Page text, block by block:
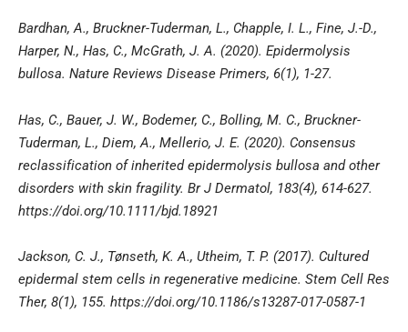
Bardhan, A., Bruckner-Tuderman, L., Chapple, I. L., Fine, J.-D.,
Harper, N., Has, C., McGrath, J. A. (2020). Epidermolysis
bullosa. Nature Reviews Disease Primers, 6(1), 1-27.
Has, C., Bauer, J. W., Bodemer, C., Bolling, M. C., Bruckner-
Tuderman, L., Diem, A., Mellerio, J. E. (2020). Consensus
reclassification of inherited epidermolysis bullosa and other
disorders with skin fragility. Br J Dermatol, 183(4), 614-627.
https://doi.org/10.1111/bjd.18921
Jackson, C. J., Tønseth, K. A., Utheim, T. P. (2017). Cultured
epidermal stem cells in regenerative medicine. Stem Cell Res
Ther, 8(1), 155. https://doi.org/10.1186/s13287-017-0587-1